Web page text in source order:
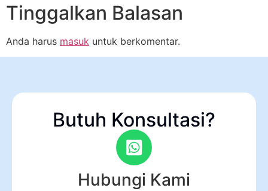
Tinggalkan Balasan
Anda harus masuk untuk berkomentar.
Butuh Konsultasi?
Hubungi Kami